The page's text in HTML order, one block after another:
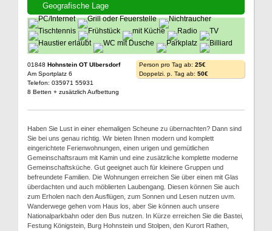
Geografische Lage
01848 Hohnstein OT Ulbersdorf
Am Sportplatz 6
Telefon: 035971 55931
8 Betten + zusätzlich Aufbettung
Person pro Tag ab: 25€
Doppelzi. p. Tag ab: 50€
Haben Sie Lust in einer ehemaligen Scheune zu übernachten? Dann sind
Sie bei uns genau richtig. Wir bieten Ihnen modern und komplett
eingerichtete Ferienwohnungen, einen urigen und gemütlichen
Gemeinschaftsraum mit Kamin und eine zusätzliche komplette moderne
Gemeinschaftsküche. Gut geeignet auch für kleinere Gruppen und
befreundete Familien. Die Wohnungen erreichen Sie über einen mit Glas
überdachten und auch möblierten Laubengang. Diesen können Sie auch
zum Erholen nach den Ausflügen, zum Sonnen und Lesen nutzen uvm.
Wanderwege gehen vom Haus los, aber Sie können auch unsere
Nationalparkbahn oder den Bus nutzen. In Kürze erreichen Sie die Bastei,
Festung Königstein, Burg Hohnstein und Stolpen, den Kurort Rathen,